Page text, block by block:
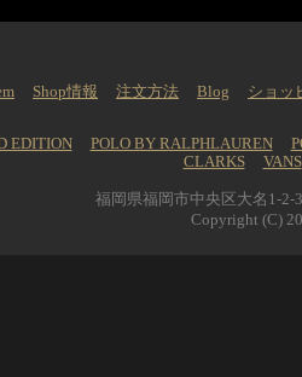
Shop情報 注文方法 Blog
ショッ
EDITION POLO BY RALPHLAUREN
CLARKS
VANS
福岡県福岡市中央区大名1-2-
Copyright (C)